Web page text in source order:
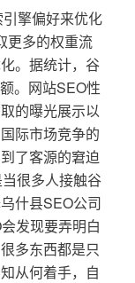
擎偏好来优化
更多的权重流
。据统计，谷
。网站SEO性
的曝光展示以
际市场竞争的
了客源的窘迫
很多人接触谷
什县SEO公司
发现要弄明白
多东西都是只
从何着手，自